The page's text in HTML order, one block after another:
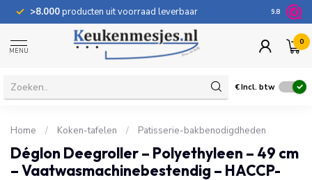
>8.000producten uit voorraad leverbaar 100
9.8
MENU
0
€Incl. btw
Home / Koken-tafelen / Patisserie-bakbenodigdheden
Déglon Deegroller – Polyethyleen – 49 cm
– Vaatwasmachinebestendig – HACCP-